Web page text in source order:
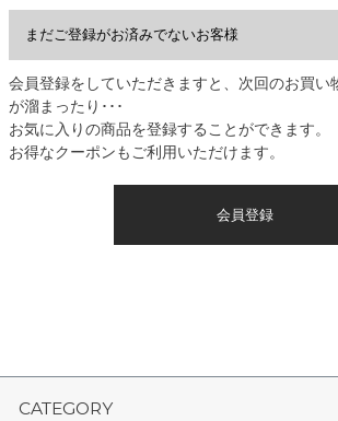
まだご登録がお済みでないお客様
会員登録をしていただきますと、次回のお買い
が溜まったり･･･
お気に入りの商品を登録することができます。
お得なクーポンもご利用いただけます。
会員登録
CATEGORY